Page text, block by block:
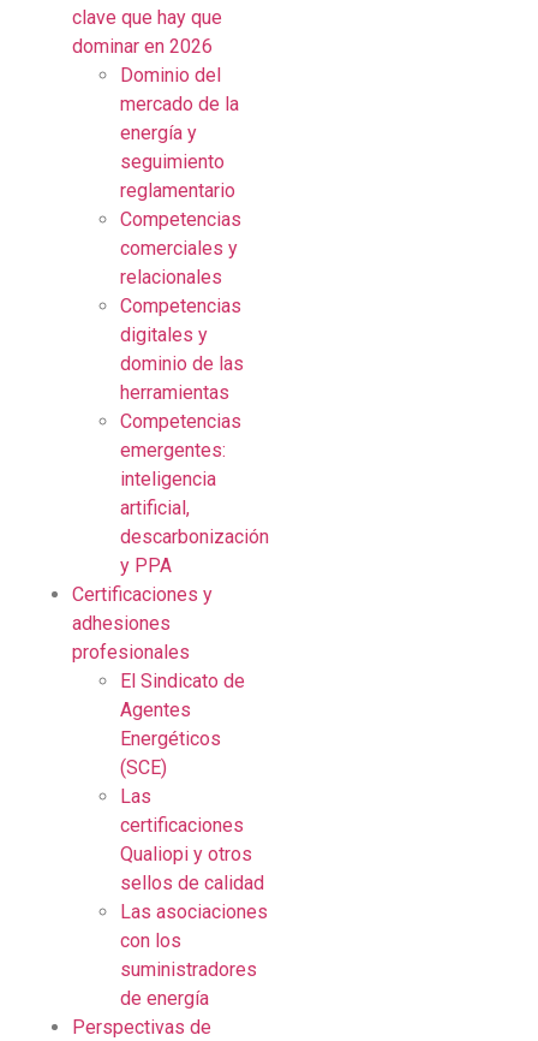
clave que hay que
dominar en 2026
Dominio del
mercado de la
energía y
seguimiento
reglamentario
Competencias
comerciales y
relacionales
Competencias
digitales y
dominio de las
herramientas
Competencias
emergentes:
inteligencia
artificial,
descarbonización
y PPA
Certificaciones y
adhesiones
profesionales
El Sindicato de
Agentes
Energéticos
(SCE)
Las
certificaciones
Qualiopi y otros
sellos de calidad
Las asociaciones
con los
suministradores
de energía
Perspectivas de